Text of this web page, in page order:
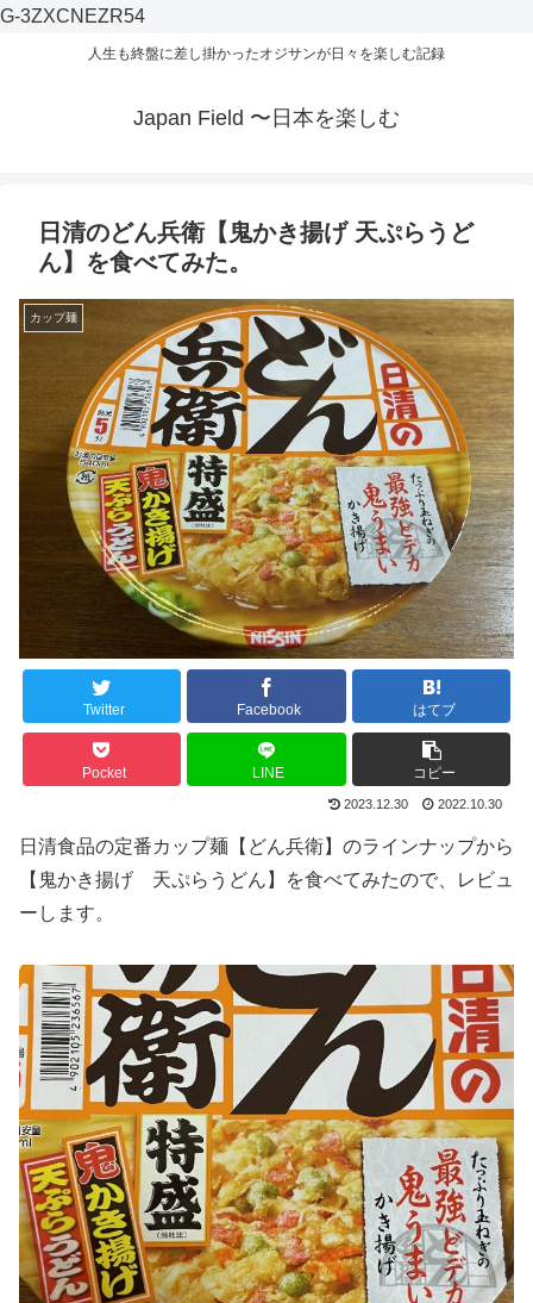
G-3ZXCNEZR54
人生も終盤に差し掛かったオジサンが日々を楽しむ記録
Japan Field 〜日本を楽しむ
日清のどん兵衛【鬼かき揚げ 天ぷらうど
ん】を食べてみた。
カップ麺
Twitter Facebook はてブ
Pocket LINE コピー
2023.12.30 2022.10.30
日清食品の定番カップ麺【どん兵衛】のラインナップから
【鬼かき揚げ 天ぷらうどん】を食べてみたので、レビュ
ーします。